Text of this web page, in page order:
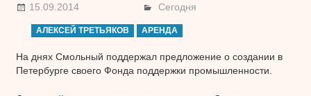
15.09.2014 Сегодня
АЛЕКСЕЙ ТРЕТЬЯКОВ АРЕНДА
На днях Смольный поддержал предложение о создании в
Петербурге своего Фонда поддержки промышленности.